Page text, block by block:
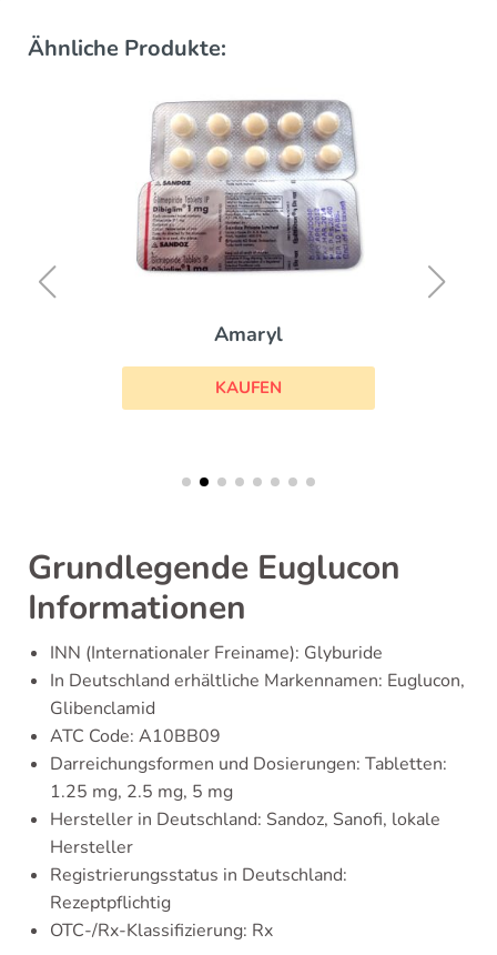
Ähnliche Produkte:
Amaryl
KAUFEN
Grundlegende Euglucon
Informationen
INN (Internationaler Freiname): Glyburide
In Deutschland erhältliche Markennamen: Euglucon,
Glibenclamid
ATC Code: A10BB09
Darreichungsformen und Dosierungen: Tabletten:
1.25 mg, 2.5 mg, 5 mg
Hersteller in Deutschland: Sandoz, Sanofi, lokale
Hersteller
Registrierungsstatus in Deutschland:
Rezeptpflichtig
OTC-/Rx-Klassifizierung: Rx